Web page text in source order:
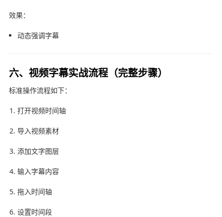
效果：
动态强调字幕
六、视频字幕实战流程（完整步骤）
标准操作流程如下：
打开视频时间轴
导入视频素材
添加文字图层
输入字幕内容
拖入时间轴
设置时间段